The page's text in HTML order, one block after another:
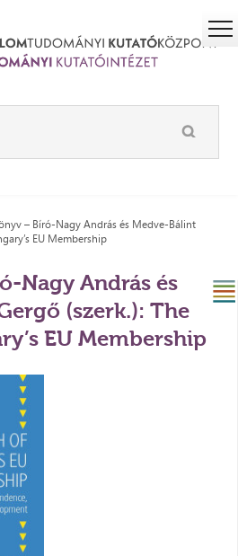
– Bíró-Nagy András és Medve-Bálint
EU Membership
Nagy András és
(szerk.): The
EU Membership